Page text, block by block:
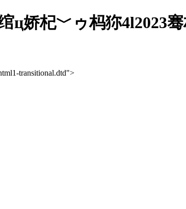
ц娇杞﹀ゥ杩狝4l2023
transitional.dtd">